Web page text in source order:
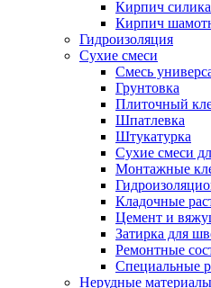
Кирпич
Кирпич
Гидроизоляция
Сухие смеси
Смесь
Грунтовка
Плиточный
Шпатлевка
Штукатурка
Сухие смеси
Монтажные
Кладочные
Цемент и
Затирка для
Ремонтные
Специальные
Нерудные материалы